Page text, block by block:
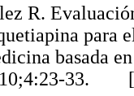
R.
para
basada
33.